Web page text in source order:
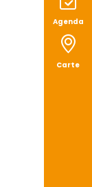
Agenda
Carte